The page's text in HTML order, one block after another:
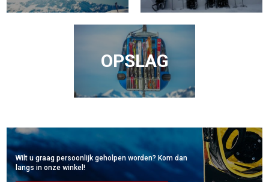
OPSLAG
Wilt u graag persoonlijk geholpen worden? Kom dan
langs in onze winkel!